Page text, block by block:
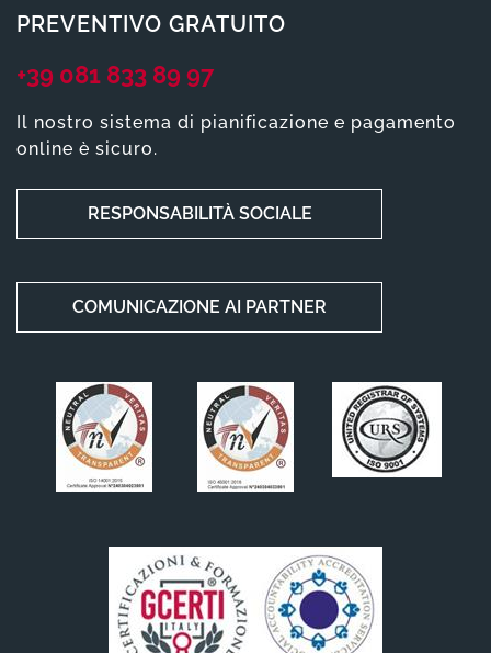
PREVENTIVO GRATUITO
+39 081 833 89 97
Il nostro sistema di pianificazione e pagamento
online è sicuro.
RESPONSABILITÀ SOCIALE
COMUNICAZIONE AI PARTNER